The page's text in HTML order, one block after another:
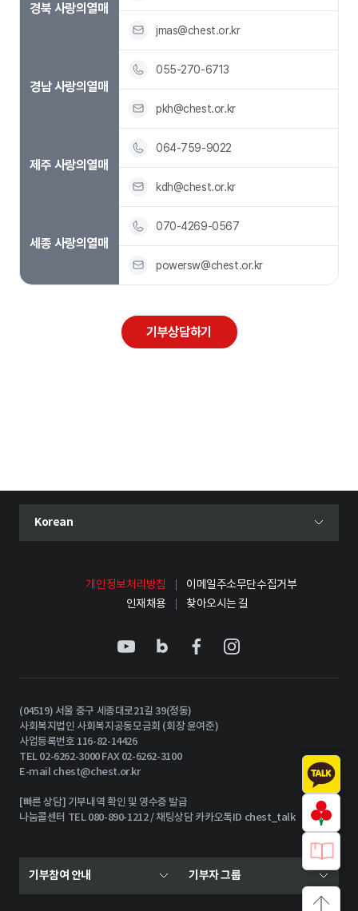
경북 사랑의열매
jmas@chest.or.kr
경남 사랑의열매
055-270-6713
pkh@chest.or.kr
제주 사랑의열매
064-759-9022
kdh@chest.or.kr
세종 사랑의열매
070-4269-0567
powersw@chest.or.kr
기부상담하기
언어 선택 메뉴 열기
현재 선택된 언어
Korean
개인정보처리방침
이메일주소무단수집거부
인재채용
찾아오시는 길
(04519) 서울 중구 세종대로21길 39(정동)
사회복지법인 사회복지공동모금회 (회장 윤여준)
사업등록번호 116-82-14426
TEL 02-6262-3000 FAX 02-6262-3100
E-mailchest@chest.or.kr
[빠른 상담] 기부내역 확인 및 영수증 발급
나눔콜센터 TEL 080-890-1212 / 채팅상담 카카오톡ID chest_talk
기부참여 안내 기부자 그룹